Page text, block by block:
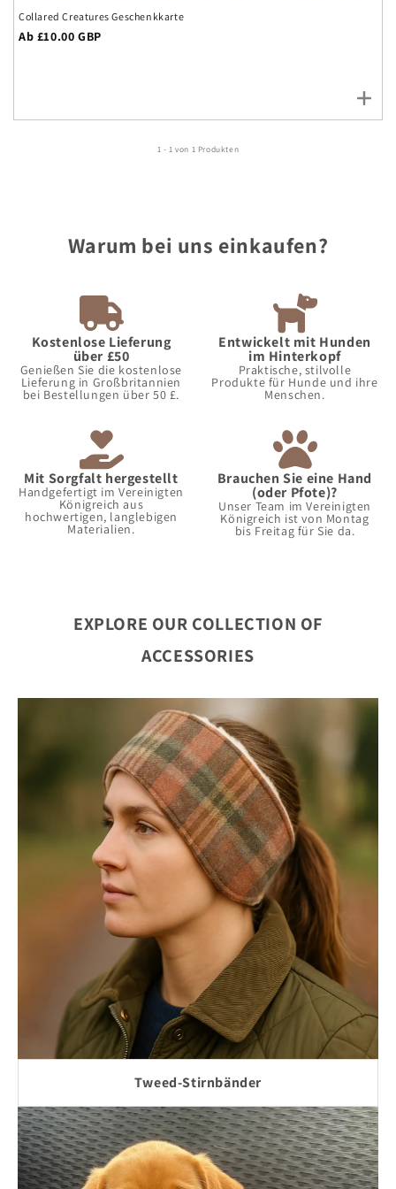
Collared Creatures Geschenkkarte
Regulärer
Ab £10.00 GBP
1 - 1 von 1 Produkten
Warum bei uns einkaufen?
Kostenlose Lieferung
über £50
Genießen Sie die kostenlose
Lieferung in Großbritannien
bei Bestellungen über 50 £.
Entwickelt mit Hunden
im Hinterkopf
Praktische, stilvolle
Produkte für Hunde und ihre
Menschen.
Mit Sorgfalt hergestellt
Handgefertigt im Vereinigten
Königreich aus
hochwertigen, langlebigen
Materialien.
Brauchen Sie eine Hand
(oder Pfote)?
Unser Team im Vereinigten
Königreich ist von Montag
bis Freitag für Sie da.
EXPLORE OUR COLLECTION OF
ACCESSORIES
Tweed-Stirnbänder